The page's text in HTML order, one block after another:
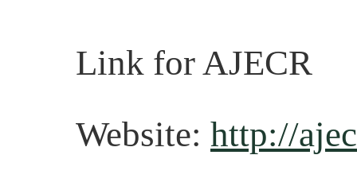
Link for AJECR
Website: http://